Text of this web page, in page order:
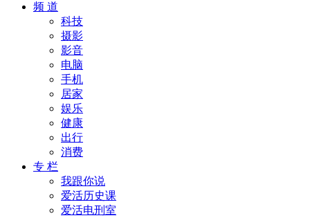
频 道
科技
摄影
影音
电脑
手机
居家
娱乐
健康
出行
消费
专 栏
我跟你说
爱活历史课
爱活电刑室